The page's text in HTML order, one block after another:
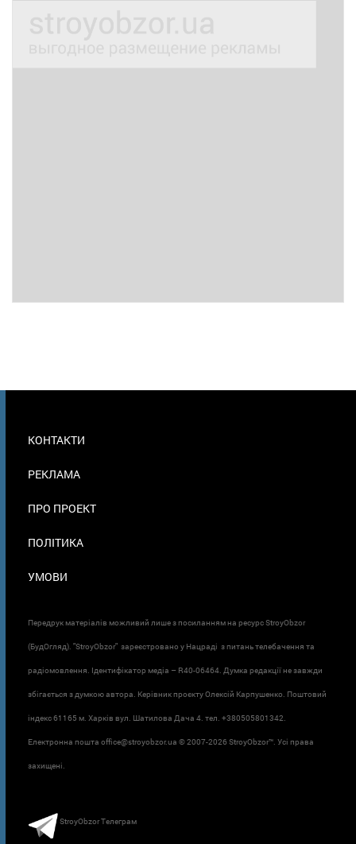
В
КОНТАКТИ
РЕКЛАМА
ПРО ПРОЕКТ
ПОЛІТИКА
УМОВИ
Передрук матеріалів можливий лише з посиланням на ресурс StroyObzor
(БудОгляд). "StroyObzor" зареєстровано у Нацраді з питань телебачення та
радіомовлення. Ідентифікатор медіа – R40-06464. Думка редакції не завжди
збігається з думкою автора. Керівник проєкту Олексій Карпушенко. Поштовий
індекс 61165 м. Харків вул. Шатилова Дача 4. тел. +380505801342.
Електронна пошта office@stroyobzor.ua © 2007-2026 StroyObzor™. Усі права
захищені.
StroyObzor Телеграм